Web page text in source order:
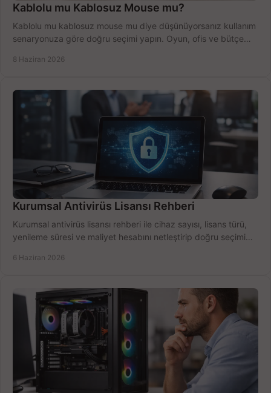
Kablolu mu Kablosuz Mouse mu?
Kablolu mu kablosuz mouse mu diye düşünüyorsanız kullanım
senaryonuza göre doğru seçimi yapın. Oyun, ofis ve bütçe
8 Haziran 2026
Kurumsal Antivirüs Lisansı Rehberi
Kurumsal antivirüs lisansı rehberi ile cihaz sayısı, lisans türü,
yenileme süresi ve maliyet hesabını netleştirip doğru seçimi
6 Haziran 2026